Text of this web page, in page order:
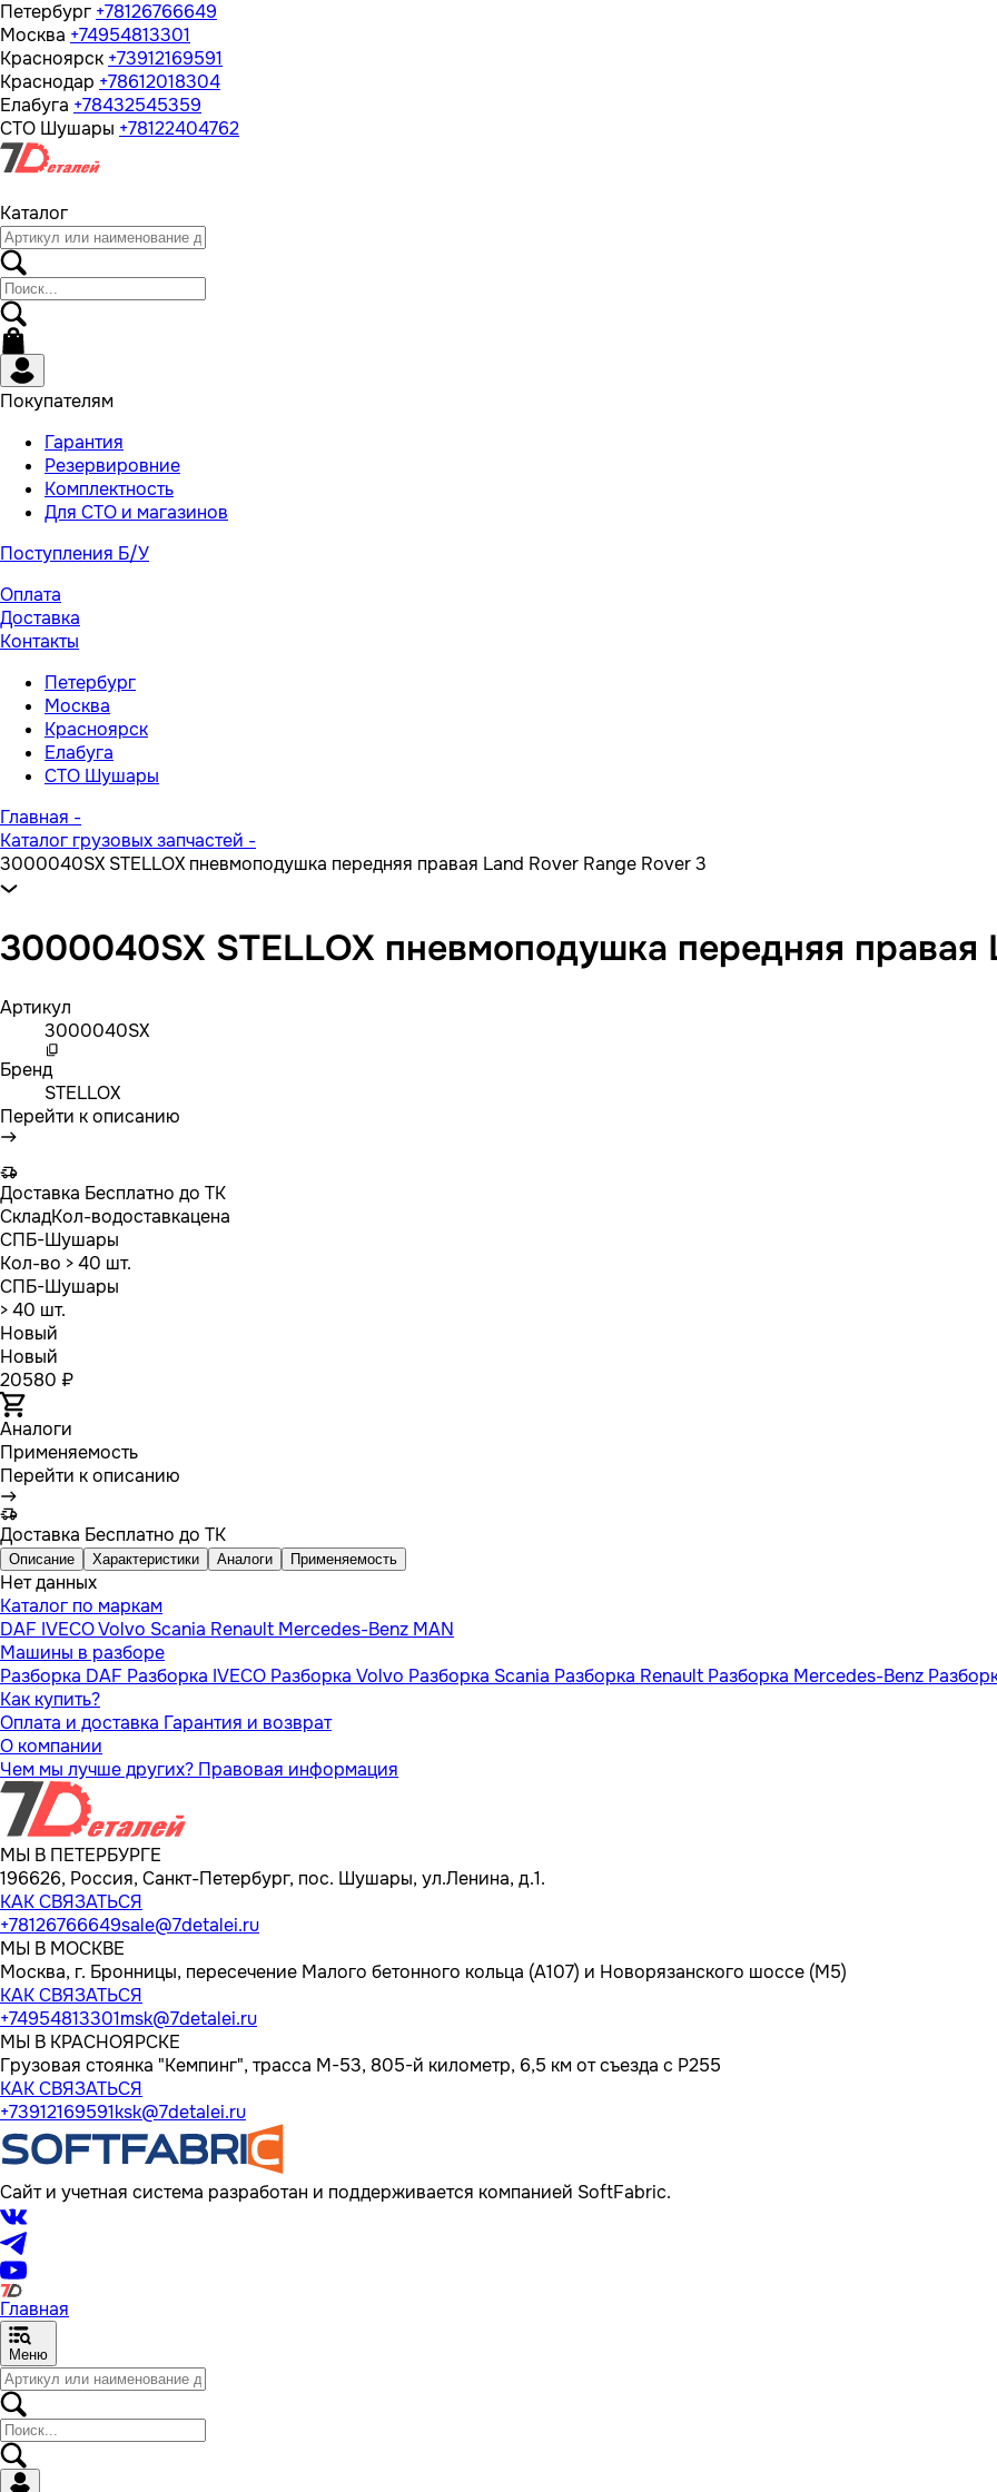
Петербург +78126766649
Москва +74954813301
Красноярск +73912169591
Краснодар +78612018304
Елабуга +78432545359
СТО Шушары +78122404762
Каталог
Покупателям
Гарантия
Резервировние
Комплектность
Для СТО и магазинов
Поступления Б/У
Оплата
Доставка
Контакты
Петербург
Москва
Красноярск
Елабуга
СТО Шушары
Главная -
Каталог грузовых запчастей -
3000040SX STELLOX пневмоподушка передняя правая Land Rover Range Rover 3
3000040SX STELLOX пневмоподушка передняя правая
Артикул
3000040SX
Бренд
STELLOX
Перейти к описанию
Доставка Бесплатно до ТК
СкладКол-водоставкацена
СПБ-Шушары
Кол-во > 40 шт.
СПБ-Шушары
> 40 шт.
Новый
Новый
20580 ₽
Аналоги
Применяемость
Перейти к описанию
Доставка Бесплатно до ТК
Описание Характеристики Аналоги Применяемость
Нет данных
Каталог по маркам
DAF IVECOVolvo Scania Renault Mercedes-Benz MAN
Машины в разборе
Разборка DAF Разборка IVECO Разборка Volvo Разборка Scania Разборка Renault Разборка Mercedes-Benz
Как купить?
Оплата и доставка Гарантия и возврат
О компании
Чем мы лучше других? Правовая информация
МЫ В ПЕТЕРБУРГЕ
196626, Россия, Санкт-Петербург, пос. Шушары, ул.Ленина, д.1.
КАК СВЯЗАТЬСЯ
+78126766649sale@7detalei.ru
МЫ В МОСКВЕ
Москва, г. Бронницы, пересечение Малого бетонного кольца (А107) и Новорязанского шоссе (М5)
КАК СВЯЗАТЬСЯ
+74954813301msk@7detalei.ru
МЫ В КРАСНОЯРСКЕ
Грузовая стоянка "Кемпинг", трасса M-53, 805-й километр, 6,5 км от съезда с Р255
КАК СВЯЗАТЬСЯ
+73912169591ksk@7detalei.ru
Сайт и учетная система разработан и поддерживается компанией SoftFabric.
Главная
Меню